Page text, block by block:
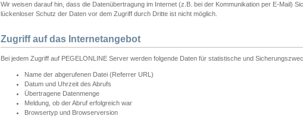
Wir weisen darauf hin, dass die Datenübertragung im Internet (z.B. bei der Kommunikation per E-Mail)
lückenloser Schutz der Daten vor dem Zugriff durch Dritte ist nicht möglich.
Zugriff auf das Internetangebot
Bei jedem Zugriff auf PEGELONLINE Server werden folgende Daten für statistische und
Name der abgerufenen Datei (Referrer URL)
Datum und Uhrzeit des Abrufs
Übertragene Datenmenge
Meldung, ob der Abruf erfolgreich war
Browsertyp und Browserversion